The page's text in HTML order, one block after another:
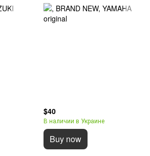
$40
В наличии в Украине
Buy now